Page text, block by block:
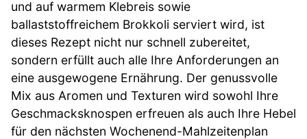
und auf warmem Klebreis sowie
ballaststoffreichem Brokkoli serviert wird, ist
dieses Rezept nicht nur schnell zubereitet,
sondern erfüllt auch alle Ihre Anforderungen an
eine ausgewogene Ernährung. Der genussvolle
Mix aus Aromen und Texturen wird sowohl Ihre
Geschmacksknospen erfreuen als auch Ihre Hebel
für den nächsten Wochenend-Mahlzeitenplan